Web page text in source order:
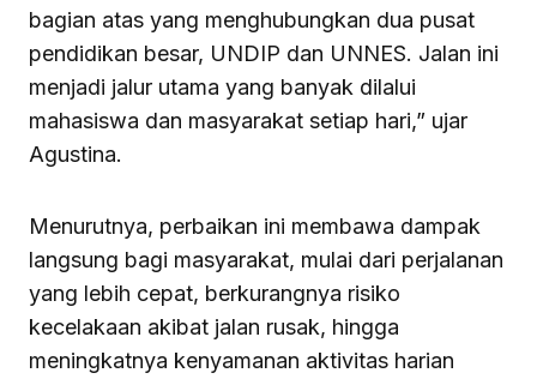
bagian atas yang menghubungkan dua pusat
pendidikan besar, UNDIP dan UNNES. Jalan ini
menjadi jalur utama yang banyak dilalui
mahasiswa dan masyarakat setiap hari,” ujar
Agustina.
Menurutnya, perbaikan ini membawa dampak
langsung bagi masyarakat, mulai dari perjalanan
yang lebih cepat, berkurangnya risiko
kecelakaan akibat jalan rusak, hingga
meningkatnya kenyamanan aktivitas harian